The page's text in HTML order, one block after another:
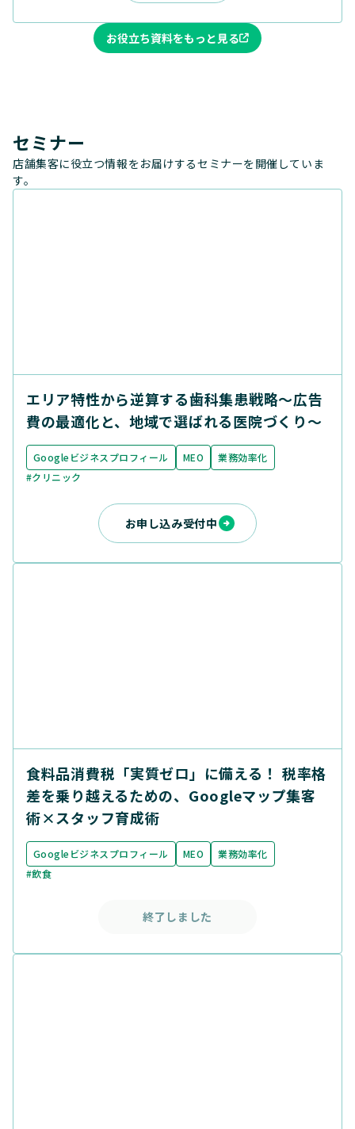
お役立ち資料をもっと見る
セミナー
店舗集客に役立つ情報をお届けするセミナーを開催していま
す。
エリア特性から逆算する歯科集患戦略〜広告
費の最適化と、地域で選ばれる医院づくり〜
Googleビジネスプロフィール MEO
業務効率化
#クリニック
お申し込み受付中
食料品消費税「実質ゼロ」に備える！ 税率格
差を乗り越えるための、Googleマップ集客
術×スタッフ育成術
Googleビジネスプロフィール MEO
業務効率化
#飲食
終了しました